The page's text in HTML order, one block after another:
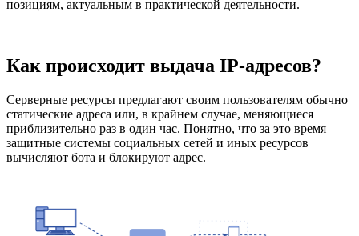
позициям, актуальным в практической деятельности.
Как происходит выдача IP-адресов?
Серверные ресурсы предлагают своим пользователям обычно
статические адреса или, в крайнем случае, меняющиеся
приблизительно раз в один час. Понятно, что за это время
защитные системы социальных сетей и иных ресурсов
вычисляют бота и блокируют адрес.